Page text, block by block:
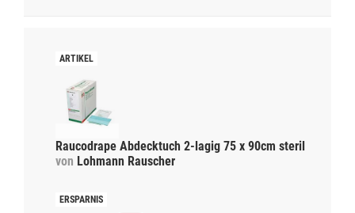
Raucodrape Abdecktuch 2-lagig 75 x 90cm steril
von Lohmann Rauscher